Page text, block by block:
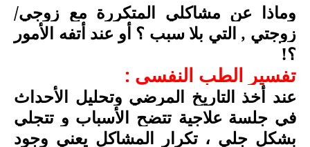
وماذا عن مشاكلي المتكررة مع زوجي/
زوجتي , التي بلا سبب ؟ أو عند أتفه الأمور
؟!
تفسير الطب النفسي :
عند أخذ التاريخ المرضي وتحليل الأحداث
في جلسة علاجية تتضح الأسباب و تتجلي
بشكل جلي ، تكرار المشاكل يعني وجود